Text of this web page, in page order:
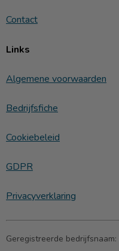
Contact
Links
Algemene voorwaarden
Bedrijfsfiche
Cookiebeleid
GDPR
Privacyverklaring
Geregistreerde bedrijfsnaam: